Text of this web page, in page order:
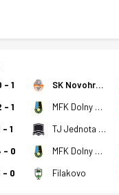
oranları
- 1 SK Novohrad Lucenec
- 1 MFK Dolny Kubin
- 1 TJ Jednota Banova
- 0 MFK Dolny Kubin
- 0 Filakovo